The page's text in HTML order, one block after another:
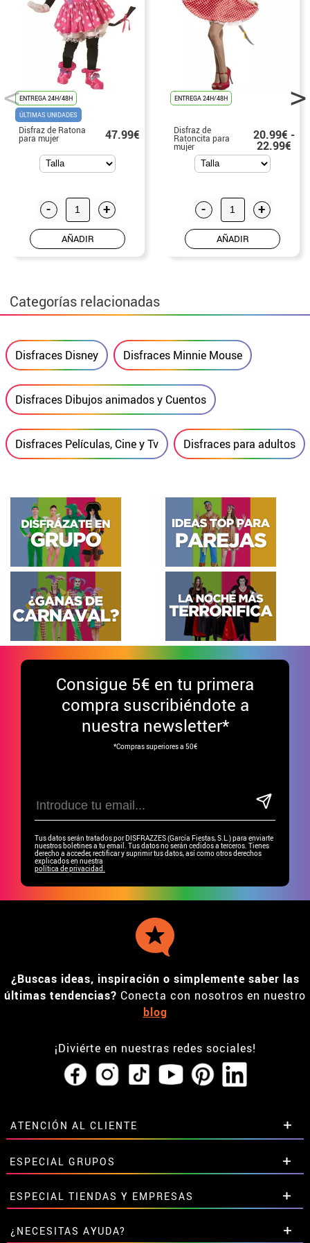
ENTREGA 24H/48H
ÚLTIMAS UNIDADES
Disfraz de Ratona
para mujer 47.99€
- +
AÑADIR
ENTREGA 24H/48H
Disfraz de
Ratoncita para
mujer
20.99€ -
22.99€
- +
AÑADIR
Categorías relacionadas
Disfraces Disney Disfraces Minnie Mouse
Disfraces Dibujos animados y Cuentos
Disfraces Películas, Cine y Tv Disfraces para adultos
Consigue 5€ en tu primera
compra suscribiéndote a
nuestra newsletter*
*Compras superiores a 50€
Tus datos serán tratados por DISFRAZZES (García Fiestas, S.L.) para enviarte
nuestros boletines a tu email. Tus datos no serán cedidos a terceros. Tienes
derecho a acceder, rectificar y suprimir tus datos, así como otros derechos
explicados en nuestra
política de privacidad.
¿Buscas ideas, inspiración o simplemente saber las
últimas tendencias? Conecta con nosotros en nuestro
blog
¡Diviérte en nuestras redes sociales!
ATENCIÓN AL CLIENTE
• Horario tienda IBI
•Descuento estudiantes
• Sobre nosotros
• Condiciones de venta
• Aviso legal yPrivacidad
ESPECIAL GRUPOS
Descuentos especiales para grupos.
Contáctanos aquí
ESPECIAL TIENDAS Y EMPRESAS
Descuentos exclusivos para tiendas y empresas.
¿NECESITAS AYUDA?